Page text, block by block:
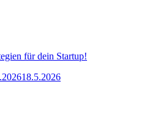
für dein Startup!
18.5.2026